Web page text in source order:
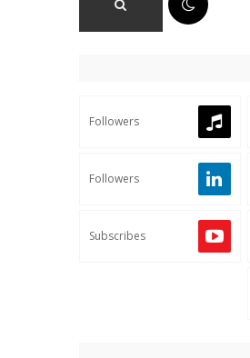
Followers
Followers
Subscribes